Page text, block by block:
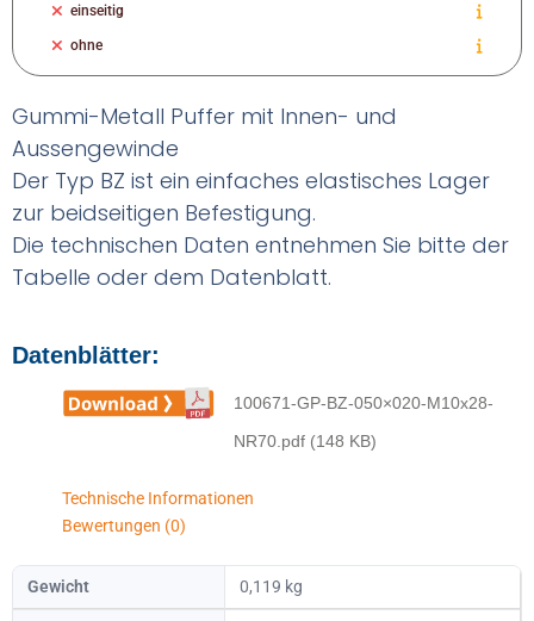
einseitig
ohne
Gummi-Metall Puffer mit Innen- und
Aussengewinde
Der Typ BZ ist ein einfaches elastisches Lager
zur beidseitigen Befestigung.
Die technischen Daten entnehmen Sie bitte der
Tabelle oder dem Datenblatt.
Datenblätter:
100671-GP-BZ-050×020-M10x28-
NR70.pdf (148 KB)
Technische Informationen
Bewertungen (0)
Gewicht 0,119 kg